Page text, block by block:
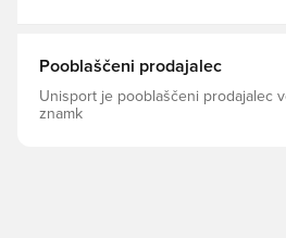
Pooblaščeni prodajalec
Unisport je pooblaščeni prodajalec
znamk